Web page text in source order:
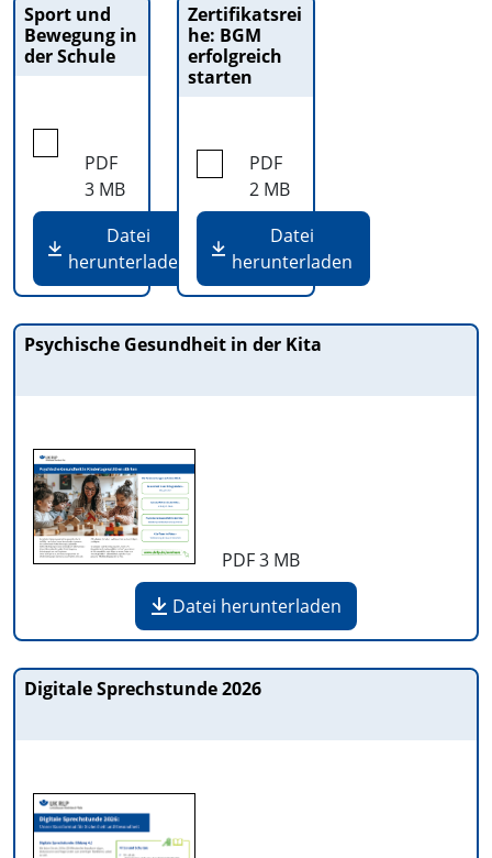
Sport und
Bewegung in
der Schule
PDF
3 MB
Datei
herunterladen
Zertifikatsrei
he: BGM
erfolgreich
starten
PDF
2 MB
Datei
herunterladen
Psychische Gesundheit in der Kita
PDF3 MB
Datei herunterladen
Digitale Sprechstunde 2026